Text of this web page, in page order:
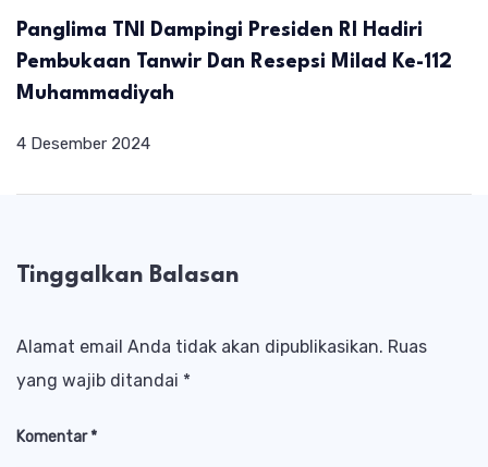
Panglima TNI Dampingi Presiden RI Hadiri
Pembukaan Tanwir Dan Resepsi Milad Ke-112
Muhammadiyah
4 Desember 2024
Tinggalkan Balasan
Alamat email Anda tidak akan dipublikasikan. Ruas
yang wajib ditandai *
Komentar*